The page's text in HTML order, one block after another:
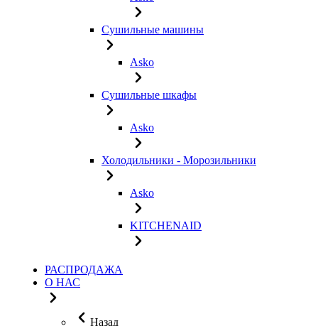
Сушильные машины
Asko
Сушильные шкафы
Asko
Холодильники - Морозильники
Asko
KITCHENAID
РАСПРОДАЖА
О НАС
Назад